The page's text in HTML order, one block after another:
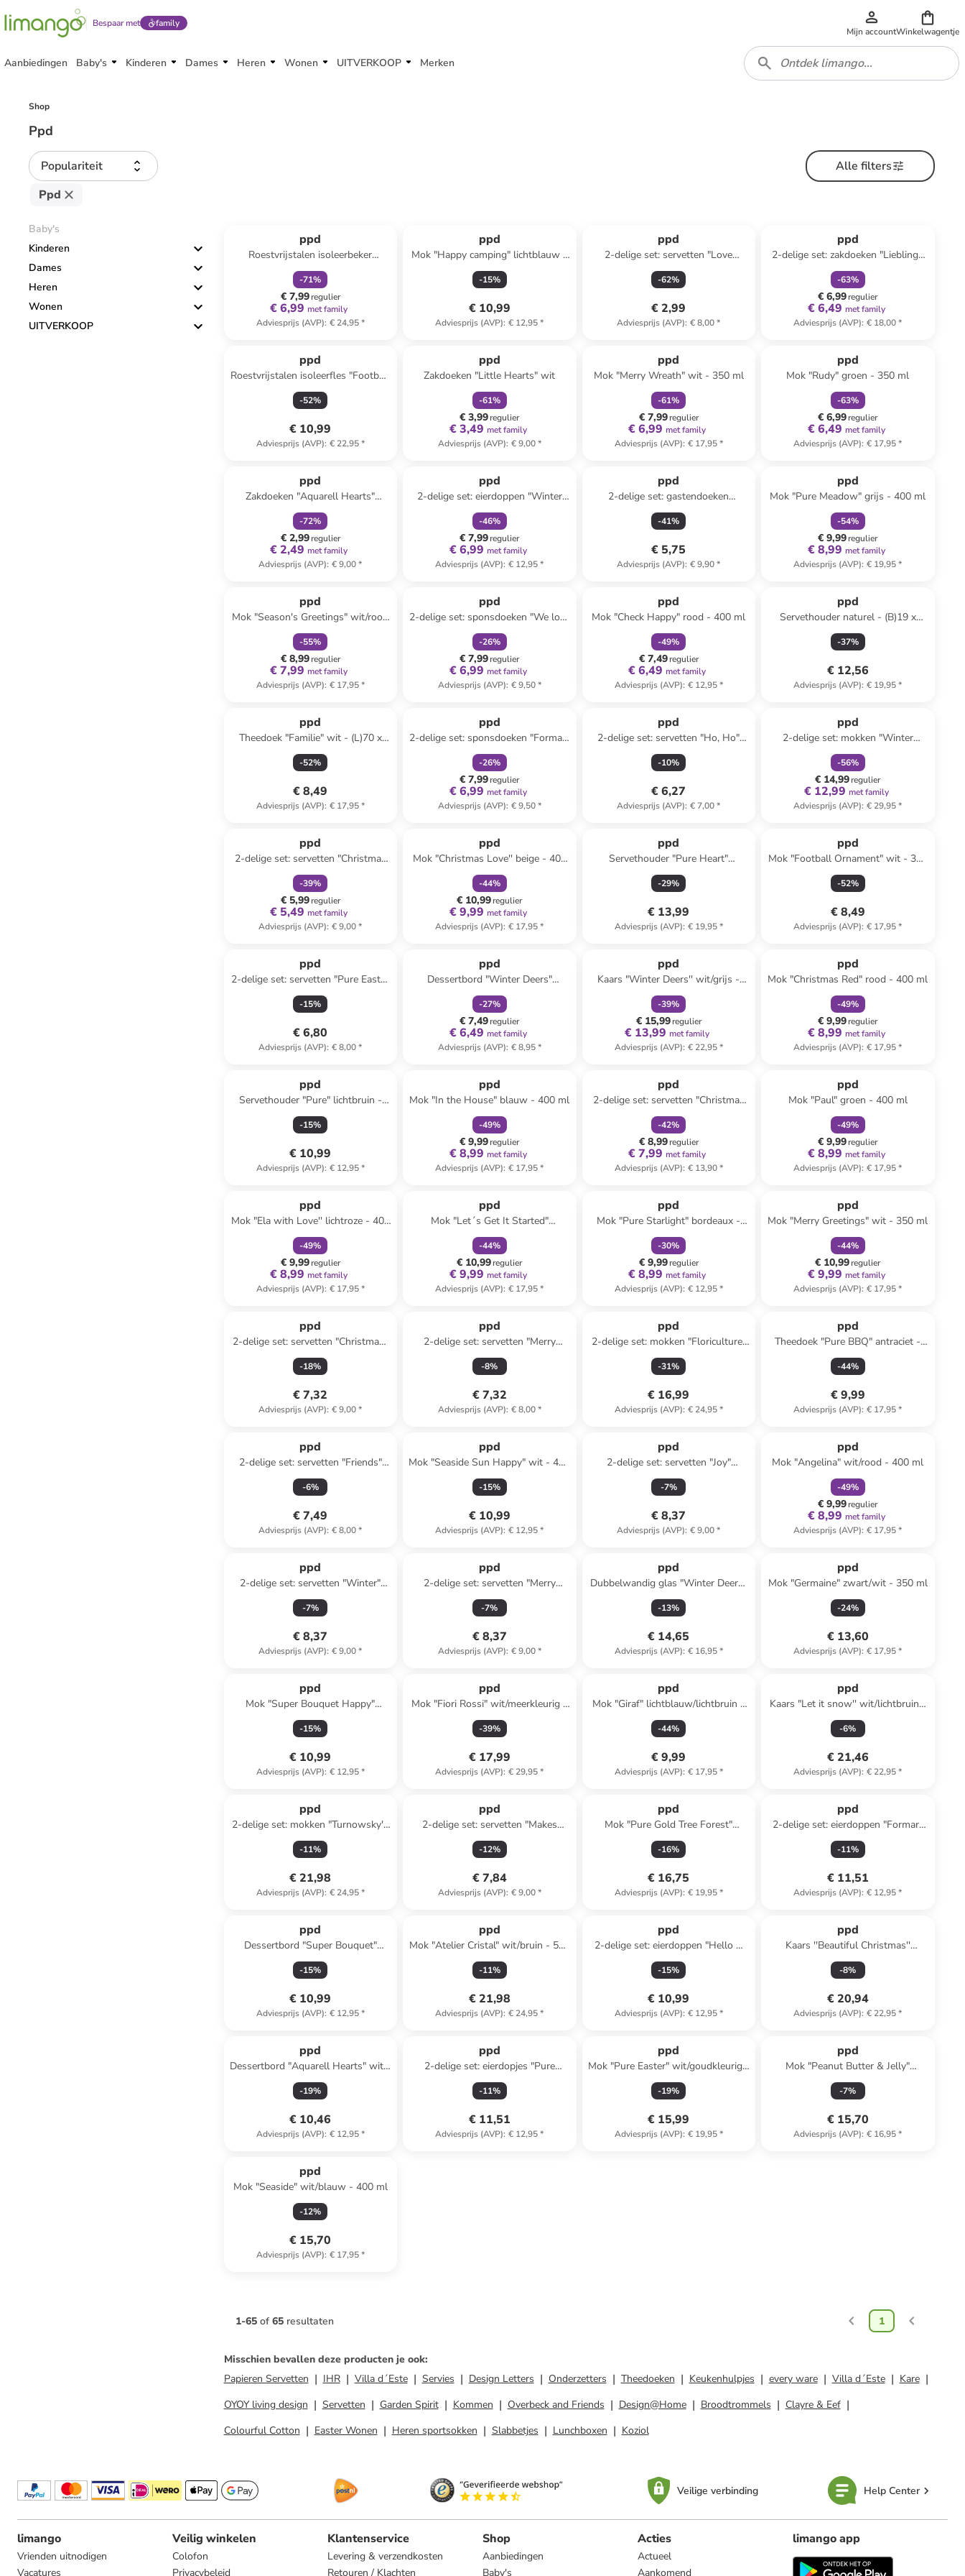
Bespaar met family
Mijn accountWinkelwagentje
Aanbiedingen Baby's Kinderen Dames Heren Wonen UITVERKOOP Merken
Shop
Ppd
Populariteit
Alle filters
Ppd
Baby's
Kinderen
Dames
Heren
Wonen
UITVERKOOP
ppd
Roestvrijstalen isoleerbeker
"Scandic" zilverkleurig - 400 ml
-71%
€ 7,99regulier
€ 6,99 met family
Adviesprijs (AVP): € 24,95*
ppd
Mok "Happy camping" lichtblauw -
400 ml
-15%
€ 10,99
Adviesprijs (AVP): € 12,95*
ppd
2-delige set: servetten "Love
Graphic" lichtroze - 2x 20 stuks
-62%
€ 2,99
Adviesprijs (AVP): € 8,00*
ppd
2-delige set: zakdoeken "Lieblings
Mensch" wit
-63%
€ 6,99regulier
€ 6,49 met family
Adviesprijs (AVP): € 18,00*
ppd
Roestvrijstalen isoleerfles "Football
Ornament" wit - 500 ml
-52%
€ 10,99
Adviesprijs (AVP): € 22,95*
ppd
Zakdoeken "Little Hearts" wit
-61%
€ 3,99regulier
€ 3,49 met family
Adviesprijs (AVP): € 9,00*
ppd
Mok "Merry Wreath" wit - 350 ml
-61%
€ 7,99regulier
€ 6,99 met family
Adviesprijs (AVP): € 17,95*
ppd
Mok "Rudy" groen - 350 ml
-63%
€ 6,99regulier
€ 6,49 met family
Adviesprijs (AVP): € 17,95*
ppd
Zakdoeken "Aquarell Hearts"
wit/rood
-72%
€ 2,99regulier
€ 2,49 met family
Adviesprijs (AVP): € 9,00*
ppd
2-delige set: eierdoppen "Winter
Deers" wit/meerkleurig
-46%
€ 7,99regulier
€ 6,99 met family
Adviesprijs (AVP): € 12,95*
ppd
2-delige set: gastendoeken
wit/zwart - 2x 15 stuks
-41%
€ 5,75
Adviesprijs (AVP): € 9,90*
ppd
Mok "Pure Meadow" grijs - 400 ml
-54%
€ 9,99regulier
€ 8,99 met family
Adviesprijs (AVP): € 19,95*
ppd
Mok "Season's Greetings" wit/rood
- 350 ml
-55%
€ 8,99regulier
€ 7,99 met family
Adviesprijs (AVP): € 17,95*
ppd
2-delige set: sponsdoeken "We love
Christmas'' beige - (L)20 x (B)17,2
cm
-26%
€ 7,99regulier
€ 6,99 met family
Adviesprijs (AVP): € 9,50*
ppd
Mok "Check Happy" rood - 400 ml
-49%
€ 7,49regulier
€ 6,49 met family
Adviesprijs (AVP): € 12,95*
ppd
Servethouder naturel - (B)19 x
(H)26 x (D)4 cm
-37%
€ 12,56
Adviesprijs (AVP): € 19,95*
ppd
Theedoek "Familie" wit - (L)70 x
(B)50 cm
-52%
€ 8,49
Adviesprijs (AVP): € 17,95*
ppd
2-delige set: sponsdoeken "Formart
Merry'' rood/wit - (L)20 x (B)17,2
cm
-26%
€ 7,99regulier
€ 6,99 met family
Adviesprijs (AVP): € 9,50*
ppd
2-delige set: servetten "Ho, Ho"
wit/meerkleurig - 2x 20 stuks
-10%
€ 6,27
Adviesprijs (AVP): € 7,00*
ppd
2-delige set: mokken "Winter
Deers" wit/meerkleurig - 350 ml
-56%
€ 14,99regulier
€ 12,99 met family
Adviesprijs (AVP): € 29,95*
ppd
2-delige set: servetten "Christmas
Letters" zwart/goudkleurig - 2x 20
stuks
-39%
€ 5,99regulier
€ 5,49 met family
Adviesprijs (AVP): € 9,00*
ppd
Mok "Christmas Love'' beige - 400
ml
-44%
€ 10,99regulier
€ 9,99 met family
Adviesprijs (AVP): € 17,95*
ppd
Servethouder "Pure Heart"
lichtbruin - (L)16,5 x (B)12 cm
-29%
€ 13,99
Adviesprijs (AVP): € 19,95*
ppd
Mok "Football Ornament" wit - 350
ml
-52%
€ 8,49
Adviesprijs (AVP): € 17,95*
ppd
2-delige set: servetten "Pure Easter
Egg" wit/goudkleurig - 2x 20 stuks
-15%
€ 6,80
Adviesprijs (AVP): € 8,00*
ppd
Dessertbord "Winter Deers"
wit/meerkleurig - Ø 15 cm
-27%
€ 7,49regulier
€ 6,49 met family
Adviesprijs (AVP): € 8,95*
ppd
Kaars "Winter Deers'' wit/grijs -
(H)8,5 x Ø 7 cm
-39%
€ 15,99regulier
€ 13,99 met family
Adviesprijs (AVP): € 22,95*
ppd
Mok "Christmas Red" rood - 400 ml
-49%
€ 9,99regulier
€ 8,99 met family
Adviesprijs (AVP): € 17,95*
ppd
Servethouder "Pure" lichtbruin -
(B)12 x (H)8,8 x (D)4 cm
-15%
€ 10,99
Adviesprijs (AVP): € 12,95*
ppd
Mok "In the House" blauw - 400 ml
-49%
€ 9,99regulier
€ 8,99 met family
Adviesprijs (AVP): € 17,95*
ppd
2-delige set: servetten "Christmas
embossed" wit - 2x 20 stuks
-42%
€ 8,99regulier
€ 7,99 met family
Adviesprijs (AVP): € 13,90*
ppd
Mok "Paul" groen - 400 ml
-49%
€ 9,99regulier
€ 8,99 met family
Adviesprijs (AVP): € 17,95*
ppd
Mok "Ela with Love'' lichtroze - 400
ml
-49%
€ 9,99regulier
€ 8,99 met family
Adviesprijs (AVP): € 17,95*
ppd
Mok "Let´s Get It Started"
wit/oranje - 350 ml
-44%
€ 10,99regulier
€ 9,99 met family
Adviesprijs (AVP): € 17,95*
ppd
Mok "Pure Starlight" bordeaux -
400 ml
-30%
€ 9,99regulier
€ 8,99 met family
Adviesprijs (AVP): € 12,95*
ppd
Mok "Merry Greetings" wit - 350 ml
-44%
€ 10,99regulier
€ 9,99 met family
Adviesprijs (AVP): € 17,95*
ppd
2-delige set: servetten "Christmas"
rood/meerkleurig - 2x 20 stuks
-18%
€ 7,32
Adviesprijs (AVP): € 9,00*
ppd
2-delige set: servetten "Merry
Christmas" rood - 2x 20 stuks
-8%
€ 7,32
Adviesprijs (AVP): € 8,00*
ppd
2-delige set: mokken "Floriculture"
meerkleurig - 350 ml
-31%
€ 16,99
Adviesprijs (AVP): € 24,95*
ppd
Theedoek "Pure BBQ" antraciet -
(L)50 x (B)70 cm
-44%
€ 9,99
Adviesprijs (AVP): € 17,95*
ppd
2-delige set: servetten "Friends"
beige/zwart - 2x 20 stuks
-6%
€ 7,49
Adviesprijs (AVP): € 8,00*
ppd
Mok "Seaside Sun Happy" wit - 400
ml
-15%
€ 10,99
Adviesprijs (AVP): € 12,95*
ppd
2-delige set: servetten "Joy"
beige/groen - 2x 20 stuks
-7%
€ 8,37
Adviesprijs (AVP): € 9,00*
ppd
Mok "Angelina" wit/rood - 400 ml
-49%
€ 9,99regulier
€ 8,99 met family
Adviesprijs (AVP): € 17,95*
ppd
2-delige set: servetten "Winter"
taupe - 2x 20 stuks
-7%
€ 8,37
Adviesprijs (AVP): € 9,00*
ppd
2-delige set: servetten "Merry
Wreath" meerkleurig - 2x 20 stuks
-7%
€ 8,37
Adviesprijs (AVP): € 9,00*
ppd
Dubbelwandig glas "Winter Deers"
meerkleurig - 300 ml
-13%
€ 14,65
Adviesprijs (AVP): € 16,95*
ppd
Mok "Germaine" zwart/wit - 350 ml
-24%
€ 13,60
Adviesprijs (AVP): € 17,95*
ppd
Mok "Super Bouquet Happy"
wit/meerkleurig - 400 ml
-15%
€ 10,99
Adviesprijs (AVP): € 12,95*
ppd
Mok "Fiori Rossi" wit/meerkleurig -
350 ml
-39%
€ 17,99
Adviesprijs (AVP): € 29,95*
ppd
Mok "Giraf" lichtblauw/lichtbruin -
350 ml
-44%
€ 9,99
Adviesprijs (AVP): € 17,95*
ppd
Kaars "Let it snow'' wit/lichtbruin -
(H)8,5 x Ø 7 cm
-6%
€ 21,46
Adviesprijs (AVP): € 22,95*
ppd
2-delige set: mokken "Turnowsky's
X-Mas" wit/groen - 350 ml
-11%
€ 21,98
Adviesprijs (AVP): € 24,95*
ppd
2-delige set: servetten "Makes
Sense" grijs - 2x 20 stuks
-12%
€ 7,84
Adviesprijs (AVP): € 9,00*
ppd
Mok "Pure Gold Tree Forest"
blauw/groen - 350 ml
-16%
€ 16,75
Adviesprijs (AVP): € 19,95*
ppd
2-delige set: eierdoppen "Formart
Mama+Papa" blauw/lichtroze - Ø
5,2 cm
-11%
€ 11,51
Adviesprijs (AVP): € 12,95*
ppd
Dessertbord "Super Bouquet"
wit/meerkleurig - Ø 21 cm
-15%
€ 10,99
Adviesprijs (AVP): € 12,95*
ppd
Mok "Atelier Cristal" wit/bruin - 550
ml
-11%
€ 21,98
Adviesprijs (AVP): € 24,95*
ppd
2-delige set: eierdoppen "Hello &
Easter" lichtroze/geel - Ø 5,2 cm
-15%
€ 10,99
Adviesprijs (AVP): € 12,95*
ppd
Kaars ''Beautiful Christmas''
wit/meerkleurig - (H)8,5 x Ø 7 cm
-8%
€ 20,94
Adviesprijs (AVP): € 22,95*
ppd
Dessertbord "Aquarell Hearts" wit -
Ø 21 cm
-19%
€ 10,46
Adviesprijs (AVP): € 12,95*
ppd
2-delige set: eierdopjes "Pure
Easter" wit/goudkleurig -
(B)6x(H)11,5x(D)5 cm
-11%
€ 11,51
Adviesprijs (AVP): € 12,95*
ppd
Mok "Pure Easter" wit/goudkleurig -
350 ml
-19%
€ 15,99
Adviesprijs (AVP): € 19,95*
ppd
Mok "Peanut Butter & Jelly"
wit/meerkleurig - 350 ml
-7%
€ 15,70
Adviesprijs (AVP): € 16,95*
ppd
Mok "Seaside" wit/blauw - 400 ml
-12%
€ 15,70
Adviesprijs (AVP): € 17,95*
1-65 of 65 resultaten 1
Misschien bevallen deze producten je ook:
Papieren Servetten
IHR Villa d´Este Servies Design Letters Onderzetters Theedoeken Keukenhulpjes every ware Villa d´Este
Kare
OYOY living design
Servetten Garden Spirit Kommen Overbeck and Friends Design@Home Broodtrommels
Clayre & Eef
Colourful Cotton
Easter Wonen Heren sportsokken Slabbetjes Lunchboxen Koziol
Veilige verbinding Help Center
limango
Vrienden uitnodigen
Vacatures
Veilig winkelen
Colofon
Privacybeleid
Klantenservice
Levering & verzendkosten
Retouren / Klachten
Shop
Aanbiedingen
Baby's
Acties
Actueel
Aankomend
limango app